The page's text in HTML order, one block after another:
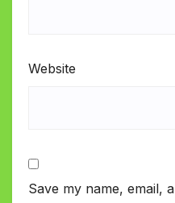
Website
Save my name, email,